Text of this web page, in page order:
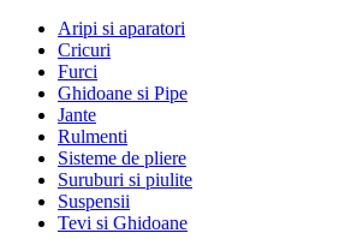
Aripi si aparatori
Cricuri
Furci
Ghidoane si Pipe
Jante
Rulmenti
Sisteme de pliere
Suruburi si piulite
Suspensii
Tevi si Ghidoane